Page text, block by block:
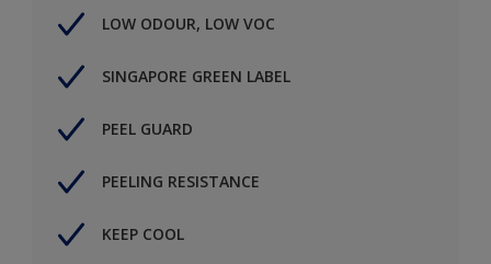
LOW ODOUR, LOW VOC
SINGAPORE GREEN LABEL
PEEL GUARD
PEELING RESISTANCE
KEEP COOL